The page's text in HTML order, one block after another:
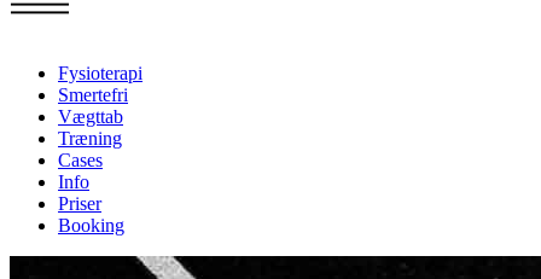
Fysioterapi
Smertefri
Vægttab
Træning
Cases
Info
Priser
Booking